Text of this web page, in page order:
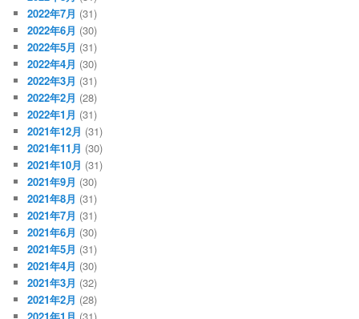
2022年7月 (31)
2022年6月 (30)
2022年5月 (31)
2022年4月 (30)
2022年3月 (31)
2022年2月 (28)
2022年1月 (31)
2021年12月 (31)
2021年11月 (30)
2021年10月 (31)
2021年9月 (30)
2021年8月 (31)
2021年7月 (31)
2021年6月 (30)
2021年5月 (31)
2021年4月 (30)
2021年3月 (32)
2021年2月 (28)